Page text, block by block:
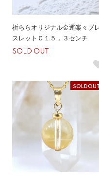
祈ららオリジナル金運楽々ブ
スレットＣ１５．３センチ
SOLD OUT